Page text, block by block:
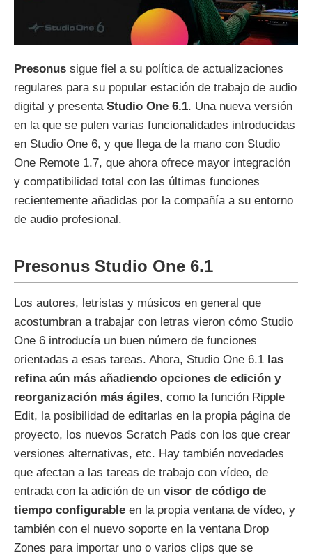
Presonus sigue fiel a su política de actualizaciones
regulares para su popular estación de trabajo de audio
digital y presenta Studio One 6.1. Una nueva versión
en la que se pulen varias funcionalidades introducidas
en Studio One 6, y que llega de la mano con Studio
One Remote 1.7, que ahora ofrece mayor integración
y compatibilidad total con las últimas funciones
recientemente añadidas por la compañía a su entorno
de audio profesional.
Presonus Studio One 6.1
Los autores, letristas y músicos en general que
acostumbran a trabajar con letras vieron cómo Studio
One 6 introducía un buen número de funciones
orientadas a esas tareas. Ahora, Studio One 6.1 las
refina aún más añadiendo opciones de edición y
reorganización más ágiles, como la función Ripple
Edit, la posibilidad de editarlas en la propia página de
proyecto, los nuevos Scratch Pads con los que crear
versiones alternativas, etc. Hay también novedades
que afectan a las tareas de trabajo con vídeo, de
entrada con la adición de un visor de código de
tiempo configurable en la propia ventana de vídeo, y
también con el nuevo soporte en la ventana Drop
Zones para importar uno o varios clips que se